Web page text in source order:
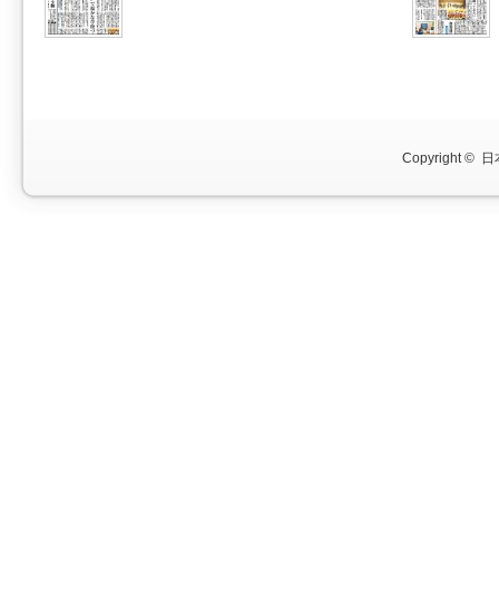
Copyright © 日